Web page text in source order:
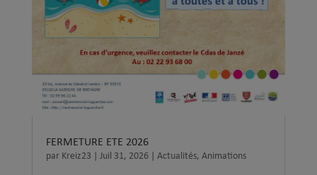
FERMETURE ETE 2026
par Kreiz23 Juil 31, 2026| Actualités, Animations